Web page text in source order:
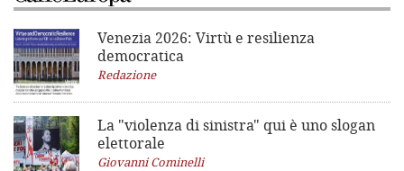
Venezia 2026: Virtù e resilienza
democratica
Redazione
La "violenza di sinistra" qui è uno slogan
elettorale
Giovanni Cominelli